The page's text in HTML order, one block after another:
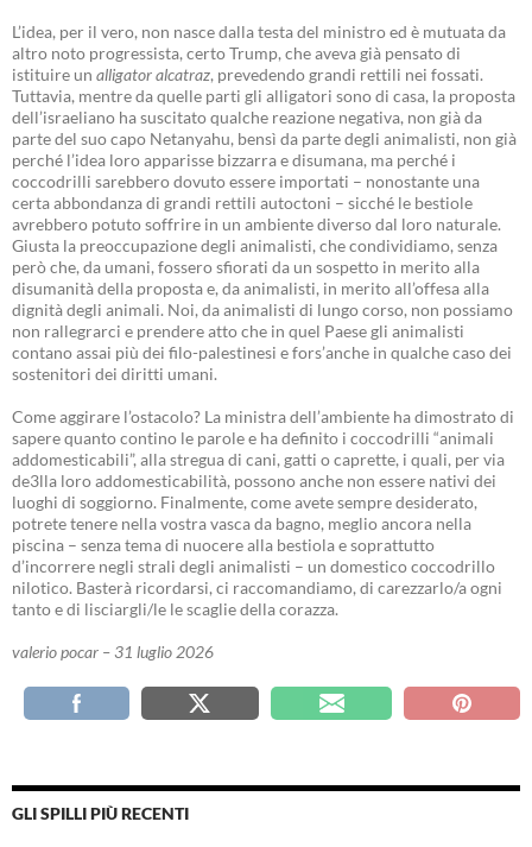
L’idea, per il vero, non nasce dalla testa del ministro ed è mutuata da
altro noto progressista, certo Trump, che aveva già pensato di
istituire un alligator alcatraz, prevedendo grandi rettili nei fossati.
Tuttavia, mentre da quelle parti gli alligatori sono di casa, la proposta
dell’israeliano ha suscitato qualche reazione negativa, non già da
parte del suo capo Netanyahu, bensì da parte degli animalisti, non già
perché l’idea loro apparisse bizzarra e disumana, ma perché i
coccodrilli sarebbero dovuto essere importati – nonostante una
certa abbondanza di grandi rettili autoctoni – sicché le bestiole
avrebbero potuto soffrire in un ambiente diverso dal loro naturale.
Giusta la preoccupazione degli animalisti, che condividiamo, senza
però che, da umani, fossero sfiorati da un sospetto in merito alla
disumanità della proposta e, da animalisti, in merito all’offesa alla
dignità degli animali. Noi, da animalisti di lungo corso, non possiamo
non rallegrarci e prendere atto che in quel Paese gli animalisti
contano assai più dei filo-palestinesi e fors’anche in qualche caso dei
sostenitori dei diritti umani.
Come aggirare l’ostacolo? La ministra dell’ambiente ha dimostrato di
sapere quanto contino le parole e ha definito i coccodrilli “animali
addomesticabili”, alla stregua di cani, gatti o caprette, i quali, per via
de3lla loro addomesticabilità, possono anche non essere nativi dei
luoghi di soggiorno. Finalmente, come avete sempre desiderato,
potrete tenere nella vostra vasca da bagno, meglio ancora nella
piscina – senza tema di nuocere alla bestiola e soprattutto
d’incorrere negli strali degli animalisti – un domestico coccodrillo
nilotico. Basterà ricordarsi, ci raccomandiamo, di carezzarlo/a ogni
tanto e di lisciargli/le le scaglie della corazza.
valerio pocar – 31 luglio 2026
GLI SPILLI PIÙ RECENTI